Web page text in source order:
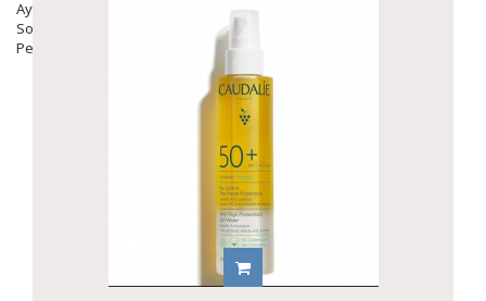
Ayudas
Solares
Pedido express